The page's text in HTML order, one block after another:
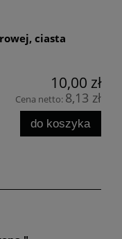
ciasta
10,00 zł
Cena netto: 8,13 zł
do koszyka